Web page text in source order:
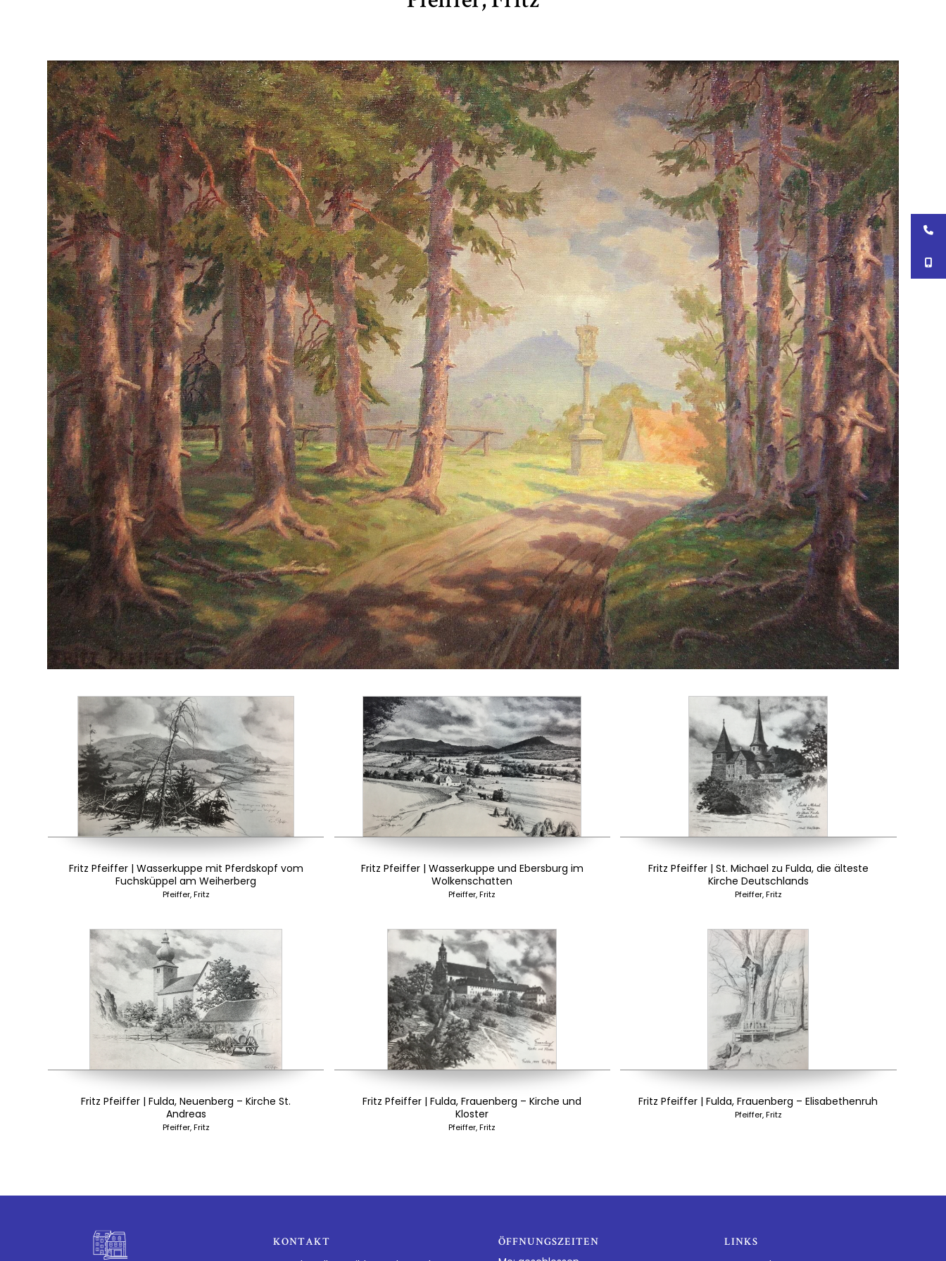
Fritz Pfeiffer | Wasserkuppe mit Pferdskopf vom
Fuchsküppel am Weiherberg
Pfeiffer, Fritz
Fritz Pfeiffer | Wasserkuppe und Ebersburg im
Wolkenschatten
Pfeiffer, Fritz
Fritz Pfeiffer | St. Michael zu Fulda, die älteste
Kirche Deutschlands
Pfeiffer, Fritz
Fritz Pfeiffer | Fulda, Neuenberg – Kirche St.
Andreas
Pfeiffer, Fritz
Fritz Pfeiffer | Fulda, Frauenberg – Kirche und
Kloster
Pfeiffer, Fritz
Fritz Pfeiffer | Fulda, Frauenberg – Elisabethenruh
Pfeiffer, Fritz
KONTAKT ÖFFNUNGSZEITEN LINKS